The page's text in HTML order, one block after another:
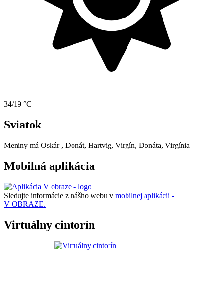
34/19 °C
Sviatok
Meniny má Oskár , Donát, Hartvig, Virgín, Donáta, Virgínia
Mobilná aplikácia
Sledujte informácie z nášho webu v mobilnej aplikácii -
V OBRAZE.
Virtuálny cintorín